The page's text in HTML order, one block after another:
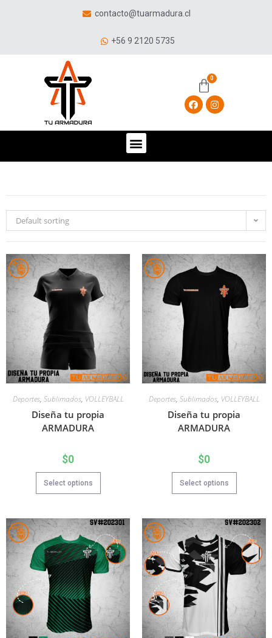
contacto@tuarmadura.cl
+56 9 2120 5735
Default sorting
Deportes, Sublimados, VOLLEYBALL
Diseña tu propia
ARMADURA
$0
Select options
Deportes, Sublimados, VOLLEYBALL
Diseña tu propia
ARMADURA
$0
Select options